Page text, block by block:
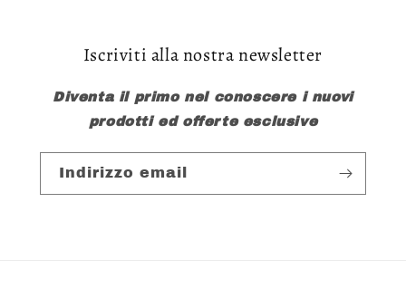
Iscriviti alla nostra newsletter
Diventa il primo nel conoscere i nuovi
prodotti ed offerte esclusive
Indirizzo email